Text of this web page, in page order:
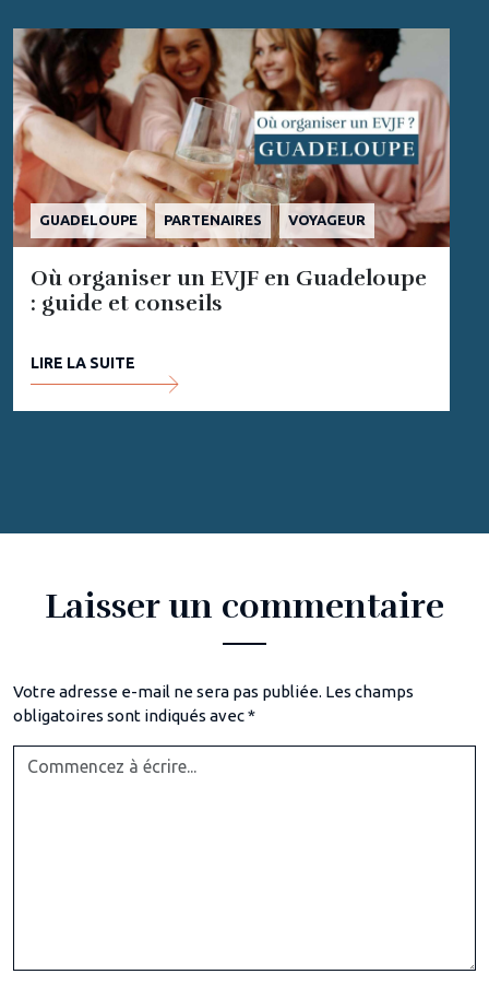
GUADELOUPE PARTENAIRES VOYAGEUR
Où organiser un EVJF en Guadeloupe
: guide et conseils
LIRE LA SUITE
Laisser un commentaire
Votre adresse e-mail ne sera pas publiée. Les champs
obligatoires sont indiqués avec*